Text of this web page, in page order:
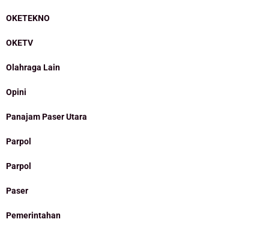
OKETEKNO
OKETV
Olahraga Lain
Opini
Panajam Paser Utara
Parpol
Parpol
Paser
Pemerintahan